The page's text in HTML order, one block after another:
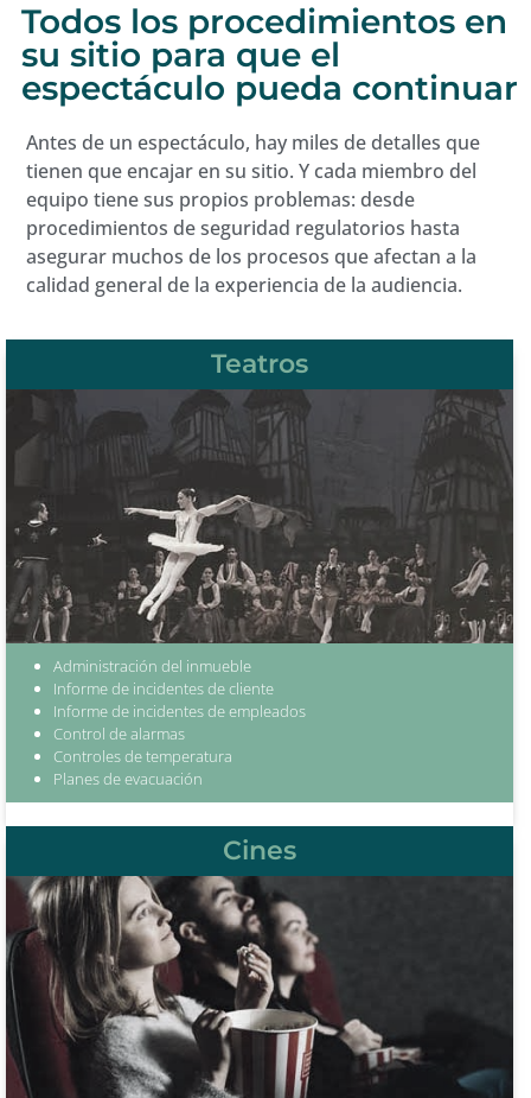
Todos los procedimientos en
su sitio para que el
espectáculo pueda continuar
Antes de un espectáculo, hay miles de detalles que
tienen que encajar en su sitio. Y cada miembro del
equipo tiene sus propios problemas: desde
procedimientos de seguridad regulatorios hasta
asegurar muchos de los procesos que afectan a la
calidad general de la experiencia de la audiencia.
Teatros
Administración del inmueble
Informe de incidentes de cliente
Informe de incidentes de empleados
Control de alarmas
Controles de temperatura
Planes de evacuación
Cines